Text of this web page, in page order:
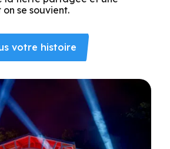
se souvient.
votre histoire